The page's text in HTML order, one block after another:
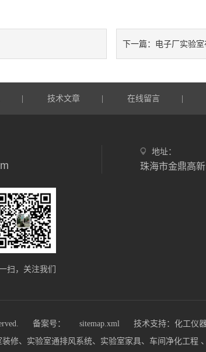
下一篇： 电子厂实验室
技术文章 在线留言
地址：
扫，关注我们
备案号： sitemap.xml 技术支持： 化工仪
修、实验室通排风系统、实验室家具、车间净化工程